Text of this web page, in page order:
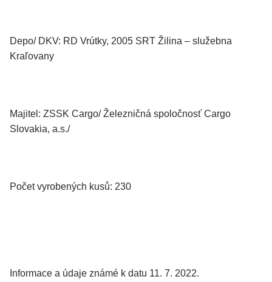
Depo/ DKV: RD Vrútky, 2005 SRT Žilina – služebna
Kraľovany
Majitel: ZSSK Cargo/ Železničná spoločnosť Cargo
Slovakia, a.s./
Počet vyrobených kusů: 230
Informace a údaje známé k datu 11. 7. 2022.